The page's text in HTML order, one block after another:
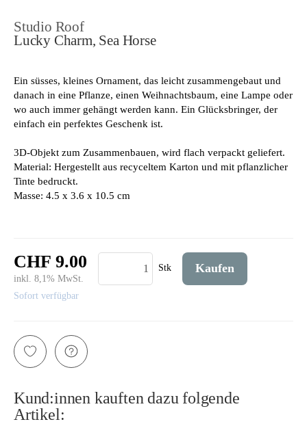
Studio Roof
Lucky Charm, Sea Horse
Ein süsses, kleines Ornament, das leicht zusammengebaut und
danach in eine Pflanze, einen Weihnachtsbaum, eine Lampe oder
wo auch immer gehängt werden kann. Ein Glücksbringer, der
einfach ein perfektes Geschenk ist.
3D-Objekt zum Zusammenbauen, wird flach verpackt geliefert.
Material: Hergestellt aus recyceltem Karton und mit pflanzlicher
Tinte bedruckt.
Masse: 4.5 x 3.6 x 10.5 cm
CHF 9.00
inkl. 8,1% MwSt.
Sofort verfügbar
Stk Kaufen
Kund:innen kauften dazu folgende
Artikel: